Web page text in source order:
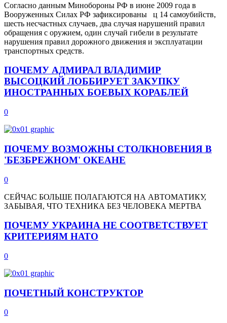
Согласно данным Минобороны РФ в июне 2009 года в
Вооруженных Силах РФ зафиксированы ц 14 самоубийств,
шесть несчастных случаев, два случая нарушений правил
обращения с оружием, один случай гибели в результате
нарушения правил дорожного движения и эксплуатации
транспортных средств.
ПОЧЕМУ АДМИРАЛ ВЛАДИМИР
ВЫСОЦКИЙ ЛОББИРУЕТ ЗАКУПКУ
ИНОСТРАННЫХ БОЕВЫХ КОРАБЛЕЙ
0
ПОЧЕМУ ВОЗМОЖНЫ СТОЛКНОВЕНИЯ В
'БЕЗБРЕЖНОМ' ОКЕАНЕ
0
СЕЙЧАС БОЛЬШЕ ПОЛАГАЮТСЯ НА АВТОМАТИКУ,
ЗАБЫВАЯ, ЧТО ТЕХНИКА БЕЗ ЧЕЛОВЕКА МЕРТВА
ПОЧЕМУ УКРАИНА НЕ СООТВЕТСТВУЕТ
КРИТЕРИЯМ НАТО
0
ПОЧЕТНЫЙ КОНСТРУКТОР
0